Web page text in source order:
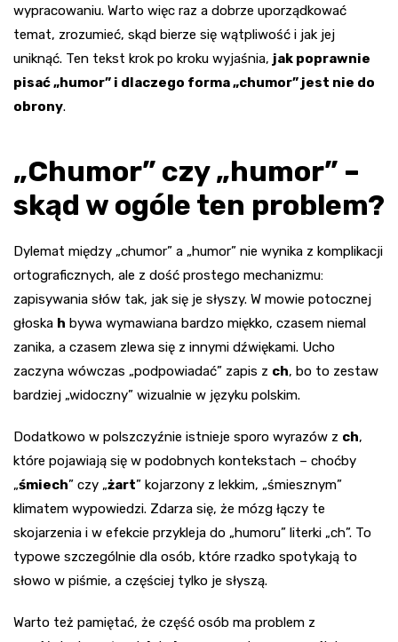
wypracowaniu. Warto więc raz a dobrze uporządkować
temat, zrozumieć, skąd bierze się wątpliwość i jak jej
uniknąć. Ten tekst krok po kroku wyjaśnia, jak poprawnie
pisać „humor” i dlaczego forma „chumor” jest nie do
obrony.
„Chumor” czy „humor” –
skąd w ogóle ten problem?
Dylemat między „chumor” a „humor” nie wynika z komplikacji
ortograficznych, ale z dość prostego mechanizmu:
zapisywania słów tak, jak się je słyszy. W mowie potocznej
głoska h bywa wymawiana bardzo miękko, czasem niemal
zanika, a czasem zlewa się z innymi dźwiękami. Ucho
zaczyna wówczas „podpowiadać” zapis z ch, bo to zestaw
bardziej „widoczny” wizualnie w języku polskim.
Dodatkowo w polszczyźnie istnieje sporo wyrazów z ch,
które pojawiają się w podobnych kontekstach – choćby
„śmiech” czy „żart” kojarzony z lekkim, „śmiesznym”
klimatem wypowiedzi. Zdarza się, że mózg łączy te
skojarzenia i w efekcie przykleja do „humoru” literki „ch”. To
typowe szczególnie dla osób, które rzadko spotykają to
słowo w piśmie, a częściej tylko je słyszą.
Warto też pamiętać, że część osób ma problem z